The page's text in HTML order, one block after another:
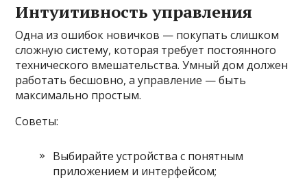
Интуитивность управления
Одна из ошибок новичков — покупать слишком
сложную систему, которая требует постоянного
технического вмешательства. Умный дом должен
работать бесшовно, а управление — быть
максимально простым.
Советы:
Выбирайте устройства с понятным
приложением и интерфейсом;